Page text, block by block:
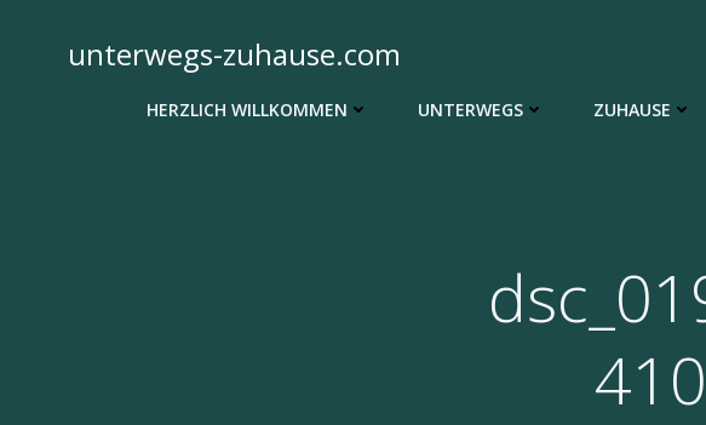
springenunterwegs-zuhause.com
HERZLICH WILLKOMMEN UNTERWEGS ZUHAUSE